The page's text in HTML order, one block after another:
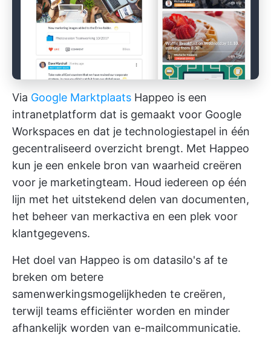
Via Google Marktplaats Happeo is een
intranetplatform dat is gemaakt voor Google
Workspaces en dat je technologiestapel in één
gecentraliseerd overzicht brengt. Met Happeo
kun je een enkele bron van waarheid creëren
voor je marketingteam. Houd iedereen op één
lijn met het uitstekend delen van documenten,
het beheer van merkactiva en een plek voor
klantgegevens.
Het doel van Happeo is om datasilo's af te
breken om betere
samenwerkingsmogelijkheden te creëren,
terwijl teams efficiënter worden en minder
afhankelijk worden van e-mailcommunicatie.